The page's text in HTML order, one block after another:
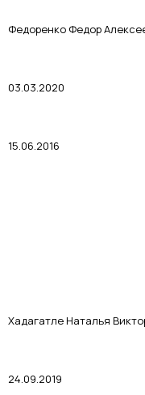
Федоренко Федор
03.03.2020
15.06.2016
Хадагатле Наталья
24.09.2019